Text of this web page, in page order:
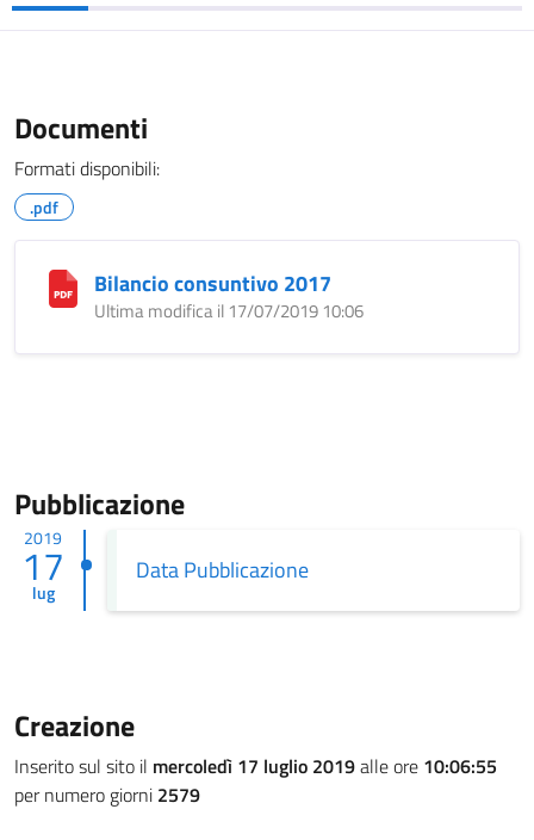
Documenti
Formati disponibili:
.pdf
Bilancio consuntivo 2017
Ultima modifica il 17/07/2019 10:06
Pubblicazione
2019
17
lug
Data Pubblicazione
Creazione
Inserito sul sito il mercoledì 17 luglio 2019alle ore 10:06:55
per numero giorni 2579